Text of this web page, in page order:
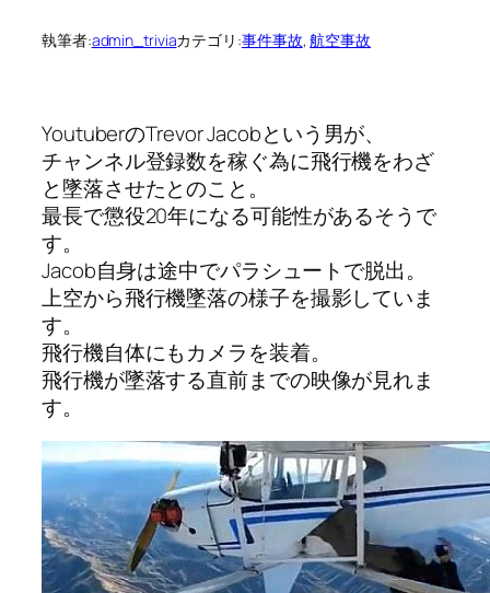
執筆者:admin_triviaカテゴリ:事件事故, 航空事故
YoutuberのTrevor Jacobという男が、
チャンネル登録数を稼ぐ為に飛行機をわざ
と墜落させたとのこと。
最長で懲役20年になる可能性があるそうで
す。
Jacob自身は途中でパラシュートで脱出。
上空から飛行機墜落の様子を撮影していま
す。
飛行機自体にもカメラを装着。
飛行機が墜落する直前までの映像が見れま
す。